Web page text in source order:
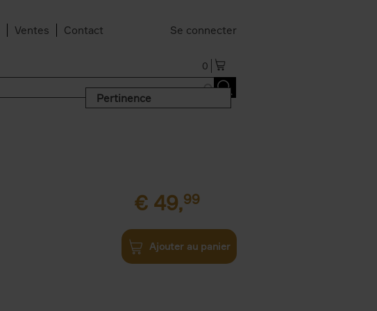
Ventes Contact Se connecter
0
Pertinence
€ 49,99
Ajouter au panier